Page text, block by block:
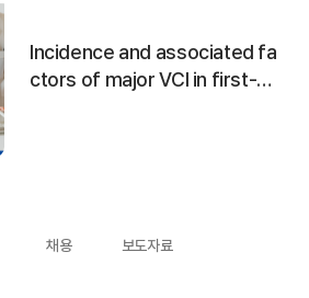
Incidence and associated fa
ctors of major VCI in first-ev
채용 보도자료